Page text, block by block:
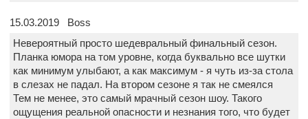
15.03.2019 Boss
Невероятный просто шедевральный финальный сезон.
Планка юмора на том уровне, когда буквально все шутки
как минимум улыбают, а как максимум - я чуть из-за стола
в слезах не падал. На втором сезоне я так не смеялся
Тем не менее, это самый мрачный сезон шоу. Такого
ощущения реальной опасности и незнания того, что будет